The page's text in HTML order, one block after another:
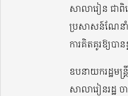
សាលារៀន ជាពិ
ប្រសាសន៍ណែនាំ
ការគិតគូរឱ្យប
ឧបនាយករដ្ឋម
សាលារៀនរដ្ឋ